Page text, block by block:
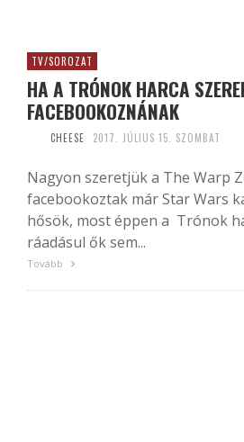
TV/SOROZAT
HA A TRÓNOK HARCA
FACEBOOKOZNÁNAK
CHEESE 2017. JÚLIUS 15. SZOMBAT
Nagyon szeretjük a The Warp
facebookoztak már Star Wars
hősök, most éppen a Trónok
ráadásul ők sem...
Tovább